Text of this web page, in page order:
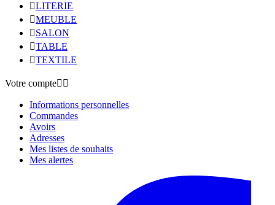
LITERIE
MEUBLE
SALON
TABLE
TEXTILE
Votre compte 
Informations personnelles
Commandes
Avoirs
Adresses
Mes listes de souhaits
Mes alertes